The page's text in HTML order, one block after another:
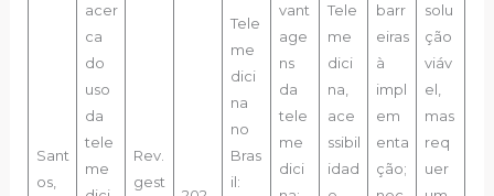
Sant
os,
acer
ca
do
uso
da
tele
me
Rev.
gest
Tele
me
dici
na
no
Bras
il:
vant
age
ns
da
tele
me
dici
Tele
me
dici
na,
ace
ssibil
idad
barr
eiras
à
impl
em
enta
ção;
solu
ção
viáv
el,
mas
req
uer